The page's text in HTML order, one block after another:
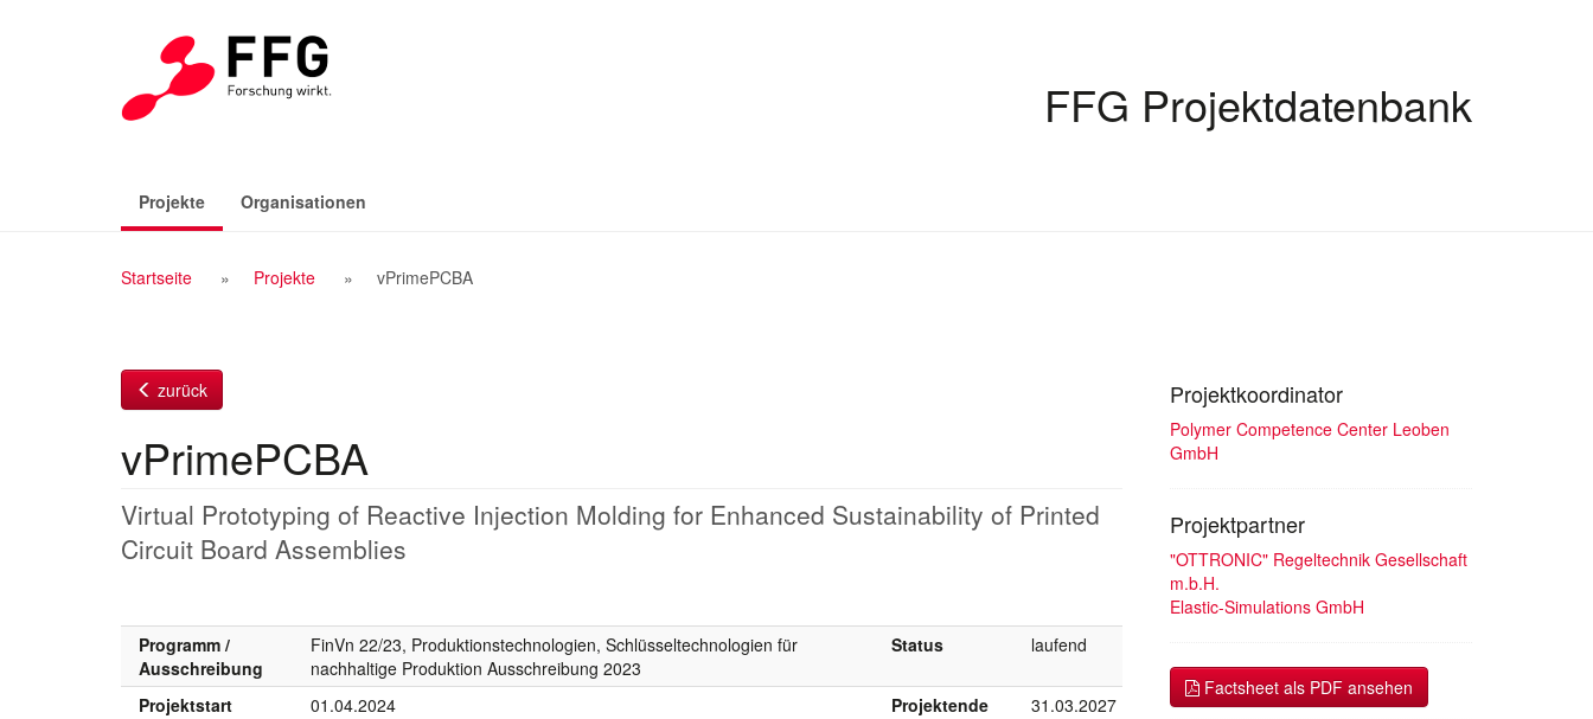
FFG Projektdatenbank
Projekte(aktiv)Organisationen
Breadcrumb
Startseite Projekte vPrimePCBA
zurück
vPrimePCBA
Virtual Prototyping of Reactive Injection Molding for Enhanced Sustainability of Printed
Circuit Board Assemblies
Programm /
Ausschreibung
FinVn 22/23, Produktionstechnologien, Schlüsseltechnologien für
nachhaltige Produktion Ausschreibung 2023
Status laufend
Projektstart 01.04.2024 Projektende
31.03.2027
Projektkoordinator
Polymer Competence Center Leoben
GmbH
Projektpartner
"OTTRONIC" Regeltechnik Gesellschaft
m.b.H.
Elastic-Simulations GmbH
Factsheet als PDF ansehen